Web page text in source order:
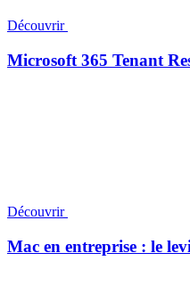
Découvrir
Microsoft 365 Tenant
Découvrir
Mac en entreprise : le